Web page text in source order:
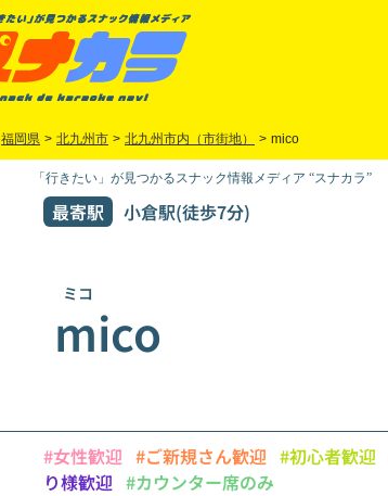
福岡県 > 北九州市 > 北九州市内（市街地） > mico
「行きたい」が見つかるスナック情報メディア “スナカラ”
最寄駅 小倉駅(徒歩7分)
ミコ
mico
#女性歓迎 #ご新規さん歓迎 #初心者歓迎
り様歓迎 #カウンター席のみ